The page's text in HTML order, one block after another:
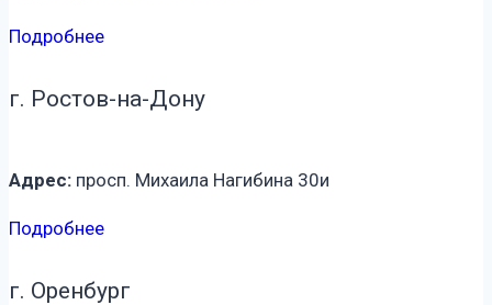
Подробнее
г. Ростов-на-Дону
Адрес: просп. Михаила Нагибина 30и
Подробнее
г. Оренбург